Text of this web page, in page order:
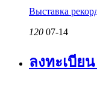
Выставка
120 07-14
ลงทะเบีย